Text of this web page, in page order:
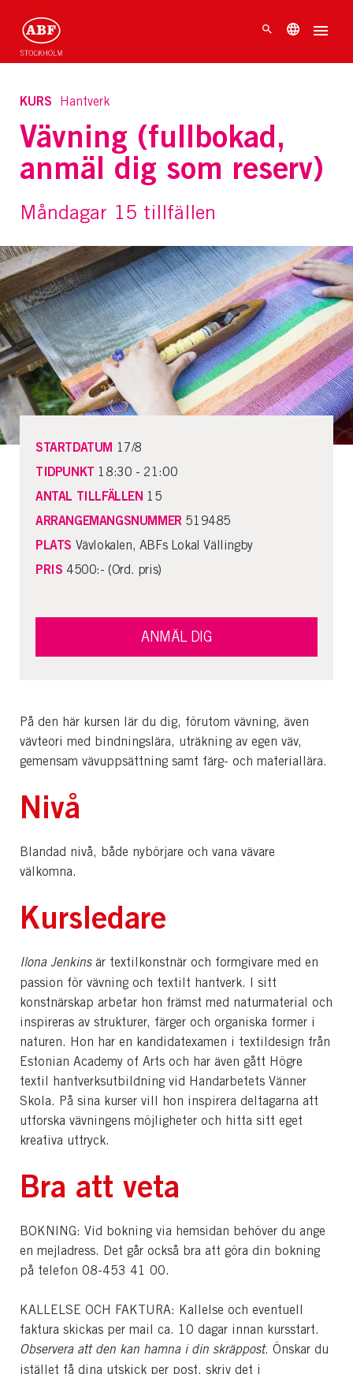
KURS Hantverk
Vävning (fullbokad,
anmäl dig som reserv)
Måndagar 15 tillfällen
På den här kursen lär du dig, förutom vävning, även
vävteori med bindningslära, uträkning av egen väv,
gemensam vävuppsättning samt färg- och materiallära.
Nivå
Blandad nivå, både nybörjare och vana vävare
välkomna.
Kursledare
Ilona Jenkinsär textilkonstnär och formgivare med en
passion för vävning och textilt hantverk. I sitt
konstnärskap arbetar hon främst med naturmaterial och
inspireras av strukturer, färger och organiska former i
naturen. Hon har en kandidatexamen i textildesign från
Estonian Academy of Arts och har även gått Högre
textil hantverksutbildning vid Handarbetets Vänner
Skola. På sina kurser vill hon inspirera deltagarna att
utforska vävningens möjligheter och hitta sitt eget
kreativa uttryck.
Bra att veta
BOKNING: Vid bokning via hemsidan behöver du ange
en mejladress. Det går också bra att göra din bokning
på telefon 08-453 41 00.
KALLELSE OCH FAKTURA: Kallelse och eventuell
faktura skickas per mail ca. 10 dagar innan kursstart.
Observera att den kan hamna i din skräppost. Önskar du
istället få dina utskick per post, skriv det i
STARTDATUM 17/8
TIDPUNKT 18:30 - 21:00
ANTAL TILLFÄLLEN 15
ARRANGEMANGSNUMMER519485
PLATS Vävlokalen, ABFs Lokal Vällingby
PRIS 4500:- (Ord. pris)
ANMÄL DIG